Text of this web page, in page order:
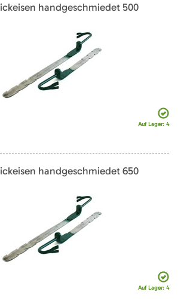
handgeschmiedet 500
Auf Lager: 4
handgeschmiedet 650
Auf Lager: 4